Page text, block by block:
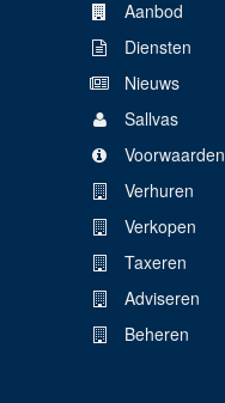
Aanbod
Diensten
Nieuws
Sallvas
Voorwaarden
Verhuren
Verkopen
Taxeren
Adviseren
Beheren